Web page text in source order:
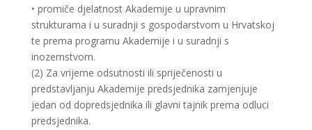
• promiče djelatnost Akademije u upravnim
strukturama i u suradnji s gospodarstvom u Hrvatskoj
te prema programu Akademije i u suradnji s
inozemstvom.
(2) Za vrijeme odsutnosti ili spriječenosti u
predstavljanju Akademije predsjednika zamjenjuje
jedan od dopredsjednika ili glavni tajnik prema odluci
predsjednika.